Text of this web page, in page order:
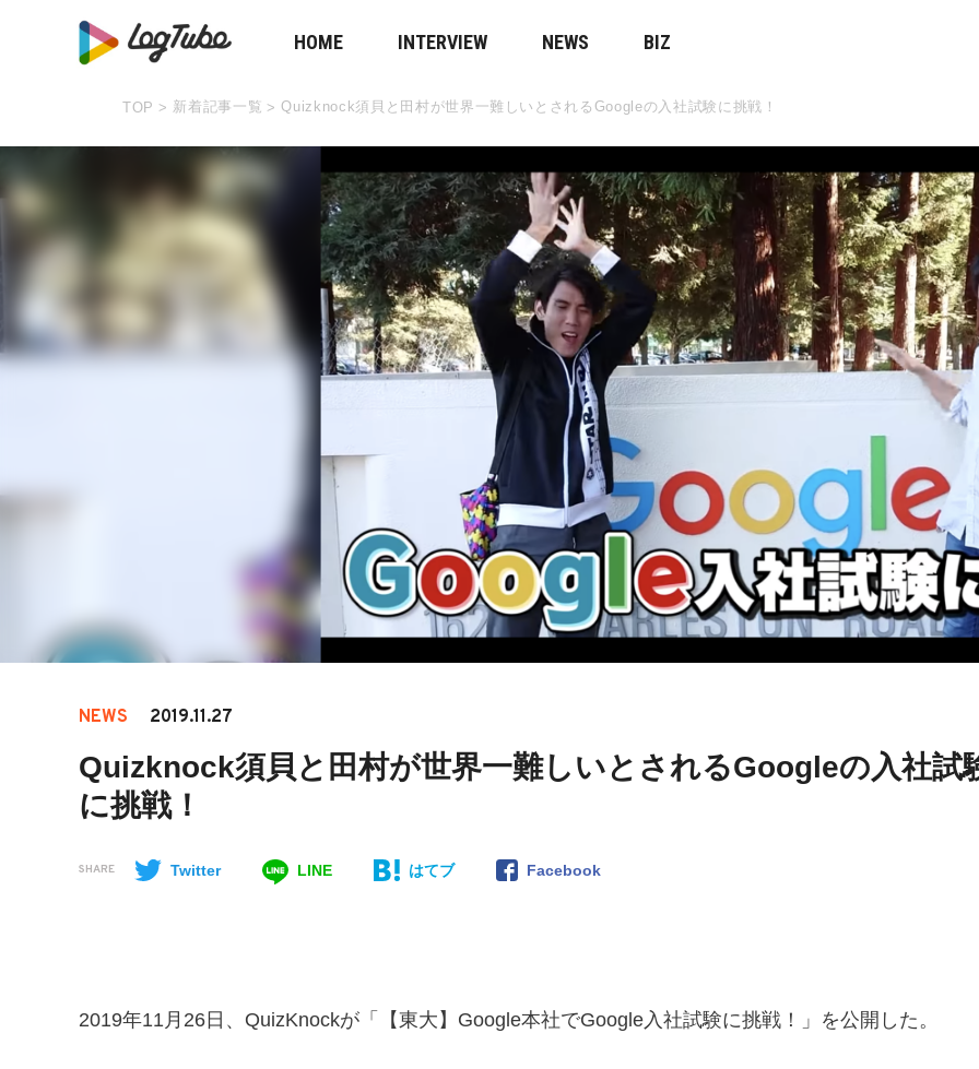
HOME INTERVIEW NEWS BIZ
TOP > 新着記事一覧 > Quizknock須貝と田村が世界一難しいとされるGoogleの入社試験に挑戦！
NEWS 2019.11.27
Quizknock須貝と田村が世界一難しいとされるGoogleの入社試
に挑戦！
SHARE Twitter LINE はてブ Facebook
2019年11月26日、QuizKnockが「【東大】Google本社でGoogle入社試験に挑戦！」を公開した。